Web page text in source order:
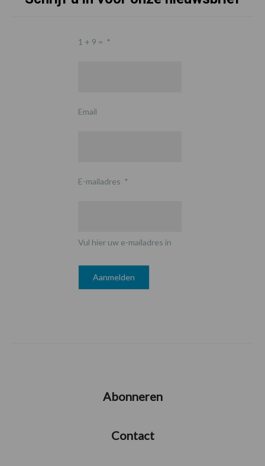
1 + 9 = *
Email
E-mailadres *
Vul hier uw e-mailadres in
Abonneren
Contact